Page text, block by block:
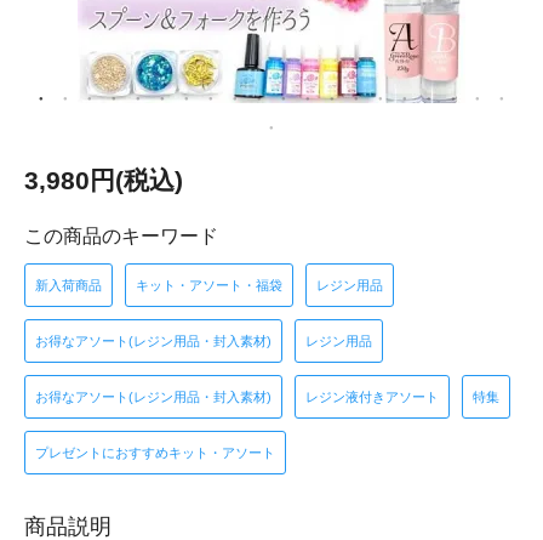
3,980円(税込)
この商品のキーワード
新入荷商品 キット・アソート・福袋 レジン用品
お得なアソート(レジン用品・封入素材) レジン用品
お得なアソート(レジン用品・封入素材) レジン液付きアソート 特集
プレゼントにおすすめキット・アソート
商品説明